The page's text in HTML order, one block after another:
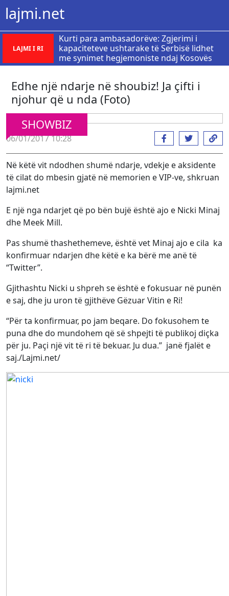
lajmi.net
LAJMI I RI
Kurti para ambasadorëve: Zgjerimi i
kapaciteteve ushtarake të Serbisë lidhet
me synimet hegjemoniste ndaj Kosovës
Edhe një ndarje në shoubiz! Ja çifti i
njohur që u nda (Foto)
SHOWBIZ
06/01/2017 10:28
Në këtë vit ndodhen shumë ndarje, vdekje e aksidente
të cilat do mbesin gjatë në memorien e VIP-ve, shkruan
lajmi.net
E një nga ndarjet që po bën bujë është ajo e Nicki Minaj
dhe Meek Mill.
Pas shumë thashethemeve, është vet Minaj ajo e cila ka
konfirmuar ndarjen dhe këtë e ka bërë me anë të
“Twitter”.
Gjithashtu Nicki u shpreh se është e fokusuar në punën
e saj, dhe ju uron të gjithëve Gëzuar Vitin e Ri!
“Për ta konfirmuar, po jam beqare. Do fokusohem te
puna dhe do mundohem që së shpejti të publikoj diçka
për ju. Paçi një vit të ri të bekuar. Ju dua.” janë fjalët e
saj./Lajmi.net/